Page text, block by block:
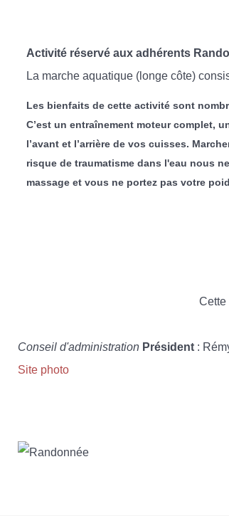
Activité réservé aux adhérents
La marche aquatique (longe côte)
Les bienfaits de cette activité sont
C’est un entraînement moteur complet,
l’avant et l’arrière de vos cuisses.
risque de traumatisme dans l'eau nous
massage et vous ne portez pas votre
Cette
Conseil d'administration Président :
Site photo